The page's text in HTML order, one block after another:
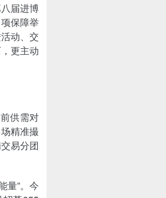
届进博
保障举
动、交
更主动
供需对
精准撮
易分团
量”。今